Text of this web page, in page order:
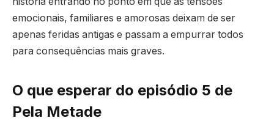
emocionais, familiares e amorosas deixam de ser
apenas feridas antigas e passam a empurrar todos
para consequências mais graves.
O que esperar do episódio 5 de
Pela Metade